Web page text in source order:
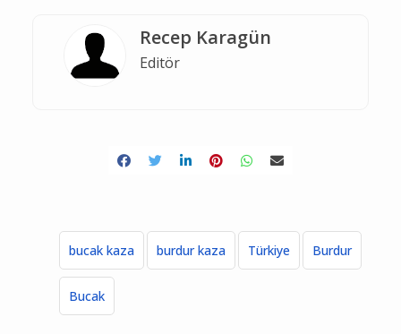
Recep Karagün
Editör
bucak kaza burdur kaza Türkiye Burdur
Bucak